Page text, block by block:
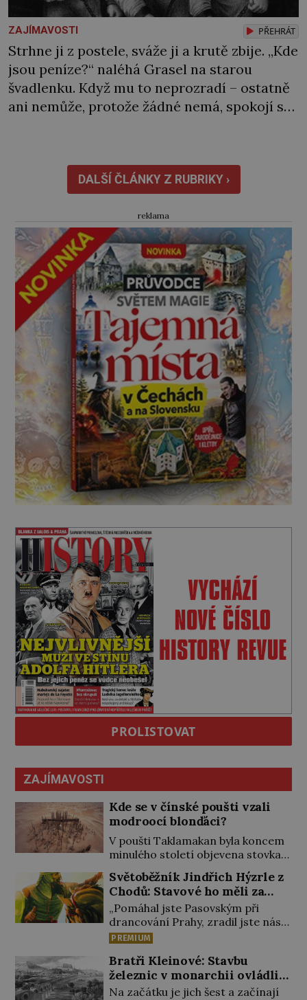
ZAJÍMAVOSTI PŘEHRÁT
Strhne ji z postele, sváže ji a krutě zbije. „Kde
jsou peníze?“ naléhá Grasel na starou
švadlenku. Když mu to neprozradí – ostatně
ani nemůže, protože žádné nemá, spokojí se
nebývale krutý. Jeho činy budí hrůzu ještě
dlouho po jeho smrti […]
DALŠÍ ČLÁNKY Z RUBRIKY ›
reklama
PROLISTOVAT
ZAJÍMAVOSTI
Kde se v čínské poušti vzali
modroocí blonďáci?
V poušti Taklamakan byla koncem
minulého století objevena stovka
hrobů s téměř netknutými
mumiemi. Všichni mrtví byli
pohřbeni s úctou a četnými
milodary. Asi nejvíc přitom vědce
zaujal hrob tříměsíčního
chlapečka s modrou filcovou
vlásky. Fakt, že jsou těla dávných
lidí nesmírně dobře zachovalá,
přičítají odborníci zdejším
Světoběžník Jindřich Hýzrle z
Chodů: Stavové ho měli za
zrádce
„Pomáhal jste Pasovským při
drancování Prahy, zradil jste nás!“
nařknou čeští stavové hlavního
Jindřich se však zastrašit nenechá.
Zachová chladnou hlavu a trestu
unikne. Nicméně cejchu zrádce se
PREMIUM
Bratři Kleinové: Stavbu
železnic v monarchii ovládli
samouci
Na začátku je jich šest a začínají